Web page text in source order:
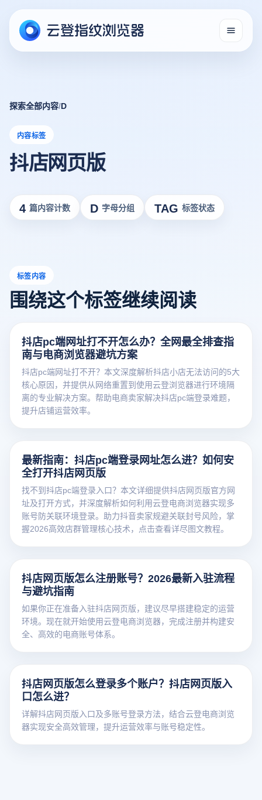
探索全部内容/D
内容标签
抖店网页版
4 篇内容计数 D 字母分组 TAG 标签状态
标签内容
围绕这个标签继续阅读
抖店pc端网址打不开怎么办？全网最全排查指
南与电商浏览器避坑方案
抖店pc端网址打不开？本文深度解析抖店小店无法访问的5大
核心原因，并提供从网络重置到使用云登浏览器进行环境隔
离的专业解决方案。帮助电商卖家解决抖店pc端登录难题，
提升店铺运营效率。
最新指南：抖店pc端登录网址怎么进？如何安
全打开抖店网页版
找不到抖店pc端登录入口？本文详细提供抖店网页版官方网
址及打开方式，并深度解析如何利用云登电商浏览器实现多
账号防关联环境登录。助力抖音卖家规避关联封号风险，掌
握2026高效店群管理核心技术，点击查看详尽图文教程。
抖店网页版怎么注册账号？2026最新入驻流程
与避坑指南
如果你正在准备入驻抖店网页版，建议尽早搭建稳定的运营
环境。现在就开始使用云登电商浏览器，完成注册并构建安
全、高效的电商账号体系。
抖店网页版怎么登录多个账户？抖店网页版入
口怎么进？
详解抖店网页版入口及多账号登录方法，结合云登电商浏览
器实现安全高效管理，提升运营效率与账号稳定性。